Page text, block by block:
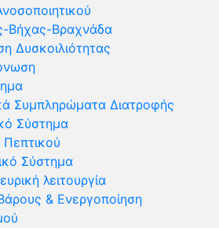
Βήχας-Βραχνάδα
Δυσκοιλιότητας
Συμπληρώματα Διατροφής
Σύστημα
Σύστημα
λειτουργία
& Ενεργοποίηση